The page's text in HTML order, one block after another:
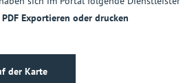
Exportieren oder drucken
der Karte